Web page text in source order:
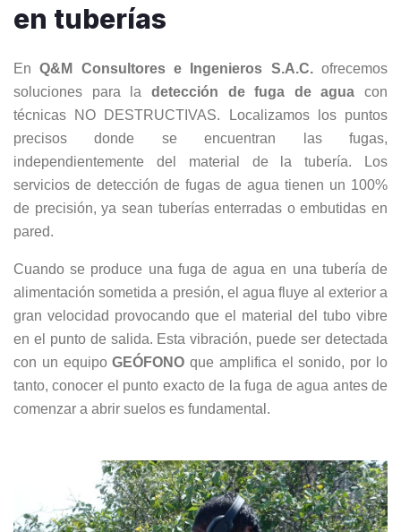
en tuberías
EnQ&M Consultores e Ingenieros S.A.C.ofrecemos
soluciones para la detección de fuga de agua con
técnicas NO DESTRUCTIVAS. Localizamos los puntos
precisos donde se encuentran las fugas,
independientemente del material de la tubería. Los
servicios de detección de fugas de agua tienen un 100%
de precisión, ya sean tuberías enterradas o embutidas en
pared.
Cuando se produce una fuga de agua en una tubería de
alimentación sometida a presión, el agua fluye al exterior a
gran velocidad provocando que el material del tubo vibre
en el punto de salida. Esta vibración, puede ser detectada
con un equipoGEÓFONO que amplifica el sonido, por lo
tanto, conocer el punto exacto de la fuga de agua antes de
comenzar a abrir suelos es fundamental.